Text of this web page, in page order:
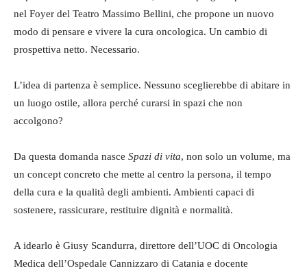
nel Foyer del Teatro Massimo Bellini, che propone un nuovo
modo di pensare e vivere la cura oncologica. Un cambio di
prospettiva netto. Necessario.
L’idea di partenza è semplice. Nessuno sceglierebbe di abitare in
un luogo ostile, allora perché curarsi in spazi che non
accolgono?
Da questa domanda nasce Spazi di vita, non solo un volume, ma
un concept concreto che mette al centro la persona, il tempo
della cura e la qualità degli ambienti. Ambienti capaci di
sostenere, rassicurare, restituire dignità e normalità.
A idearlo è Giusy Scandurra, direttore dell’UOC di Oncologia
Medica dell’Ospedale Cannizzaro di Catania e docente